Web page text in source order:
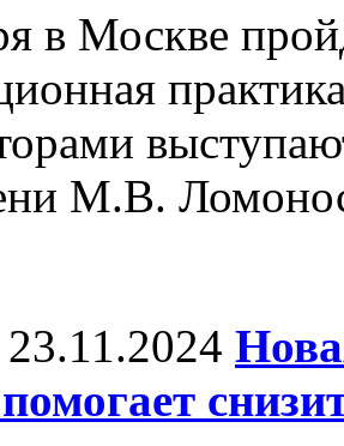
в Москве
М.В.
23.11.2024